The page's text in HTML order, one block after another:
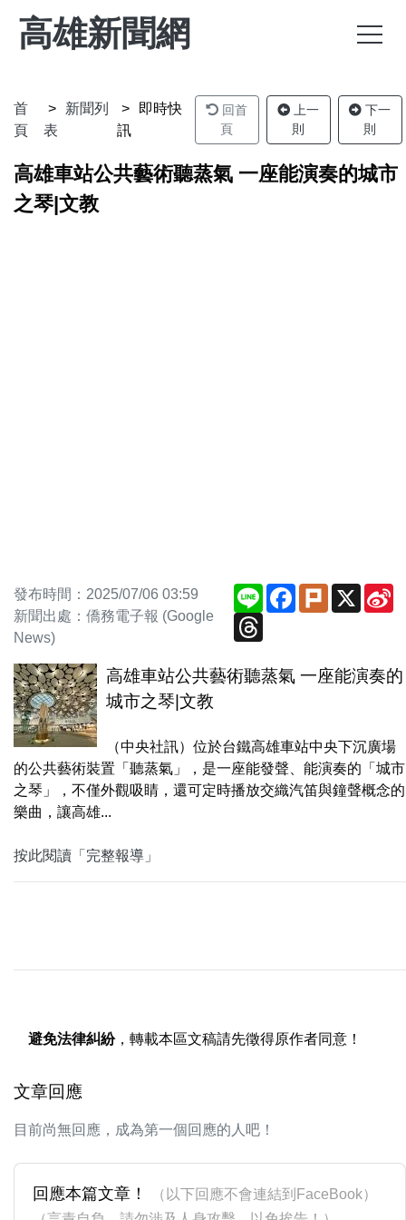
高雄新聞網
首
頁
新聞列
表
即時快
訊
回首
頁
上一
則
下一
則
高雄車站公共藝術聽蒸氣 一座能演奏的城市
之琴|文教
發布時間：2025/07/06 03:59
新聞出處：僑務電子報 (Google
News)
Line Facebook
PlurkX
Threads
高雄車站公共藝術聽蒸氣 一座能演奏的
城市之琴|文教
（中央社訊）位於台鐵高雄車站中央下沉廣場
的公共藝術裝置「聽蒸氣」，是一座能發聲、能演奏的「城市
之琴」，不僅外觀吸睛，還可定時播放交織汽笛與鐘聲概念的
樂曲，讓高雄...
按此閱讀「完整報導」
避免法律糾紛，轉載本區文稿請先徵得原作者同意！
文章回應
目前尚無回應，成為第一個回應的人吧！
回應本篇文章！
（以下回應不會連結到FaceBook）